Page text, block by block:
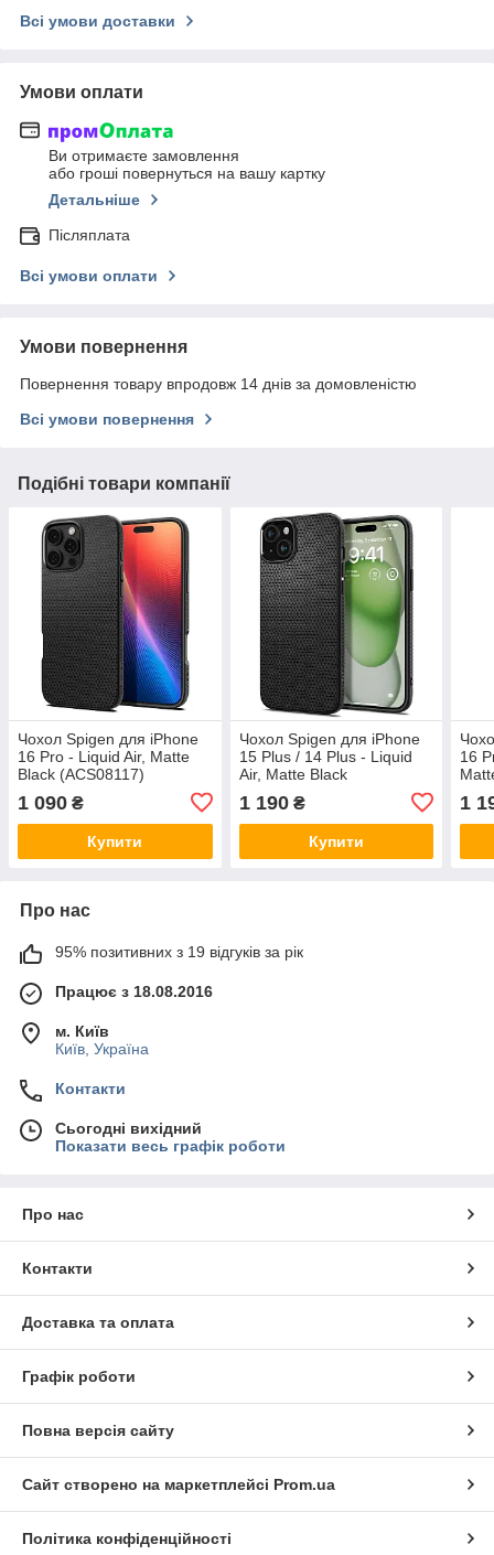
Всі умови доставки
Умови оплати
Ви отримаєте замовлення
або гроші повернуться на вашу картку
Детальніше
Післяплата
Всі умови оплати
Умови повернення
Повернення товару впродовж 14 днів за домовленістю
Всі умови повернення
Подібні товари компанії
Чохол Spigen для iPhone
16 Pro - Liquid Air, Matte
Black (ACS08117)
1 090 ₴
Купити
Чохол Spigen для iPhone
15 Plus / 14 Plus - Liquid
Air, Matte Black
1 190₴
Купити
16
1
Про нас
95% позитивних з 19 відгуків за рік
Працює з 18.08.2016
м. Київ
Київ, Україна
Контакти
Сьогодні вихідний
Показати весь графік роботи
Про нас
Контакти
Доставка та оплата
Графік роботи
Повна версія сайту
Сайт створено на маркетплейсі Prom.ua
Політика конфіденційності